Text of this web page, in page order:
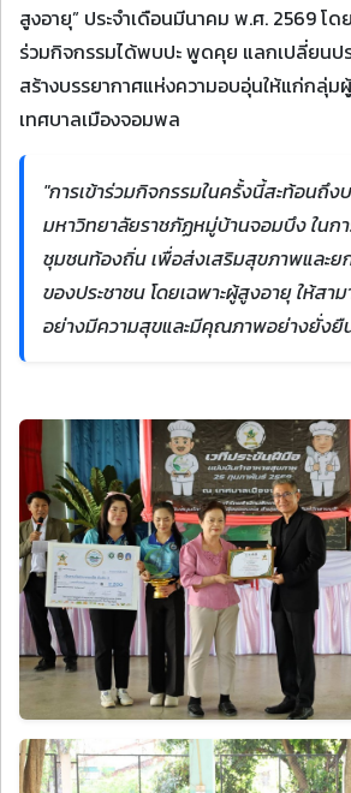
สูงอายุ” ประจำเดือนมีนาคม พ.ศ. 2569 โด
ร่วมกิจกรรมได้พบปะ พูดคุย แลกเปลี่ยนป
สร้างบรรยากาศแห่งความอบอุ่นให้แก่กลุ่ม
เทศบาลเมืองจอมพล
"การเข้าร่วมกิจกรรมในครั้งนี้สะท้อนถึ
มหาวิทยาลัยราชภัฏหมู่บ้านจอมบึง ในก
ชุมชนท้องถิ่น เพื่อส่งเสริมสุขภาพและ
ของประชาชน โดยเฉพาะผู้สูงอายุ ให้สา
อย่างมีความสุขและมีคุณภาพอย่างยั่งยื